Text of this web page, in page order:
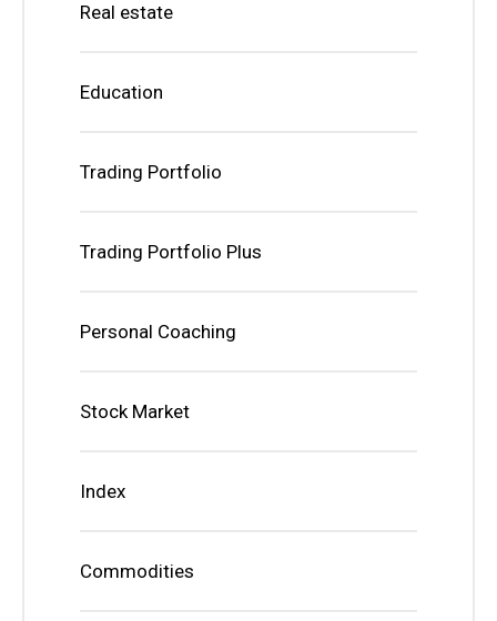
Real estate
Education
Trading Portfolio
Trading Portfolio Plus
Personal Coaching
Stock Market
Index
Commodities